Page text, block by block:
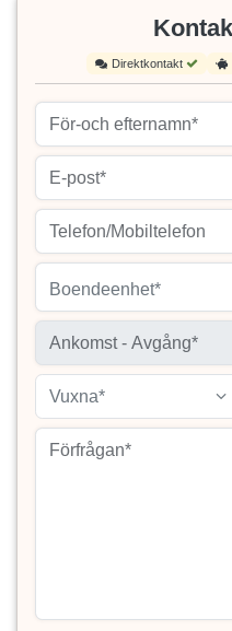
Direktkontakt
Boendeenhet*
Vuxna*